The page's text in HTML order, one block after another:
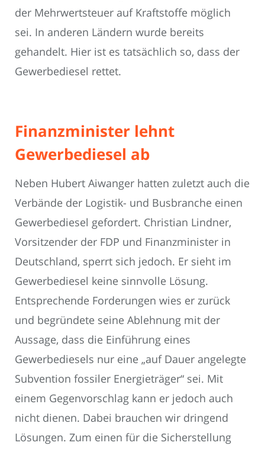
der Mehrwertsteuer auf Kraftstoffe möglich
sei. In anderen Ländern wurde bereits
gehandelt. Hier ist es tatsächlich so, dass der
Gewerbediesel rettet.
Finanzminister lehnt
Gewerbediesel ab
Neben Hubert Aiwanger hatten zuletzt auch die
Verbände der Logistik- und Busbranche einen
Gewerbediesel gefordert. Christian Lindner,
Vorsitzender der FDP und Finanzminister in
Deutschland, sperrt sich jedoch. Er sieht im
Gewerbediesel keine sinnvolle Lösung.
Entsprechende Forderungen wies er zurück
und begründete seine Ablehnung mit der
Aussage, dass die Einführung eines
Gewerbediesels nur eine „auf Dauer angelegte
Subvention fossiler Energieträger“ sei. Mit
einem Gegenvorschlag kann er jedoch auch
nicht dienen. Dabei brauchen wir dringend
Lösungen. Zum einen für die Sicherstellung